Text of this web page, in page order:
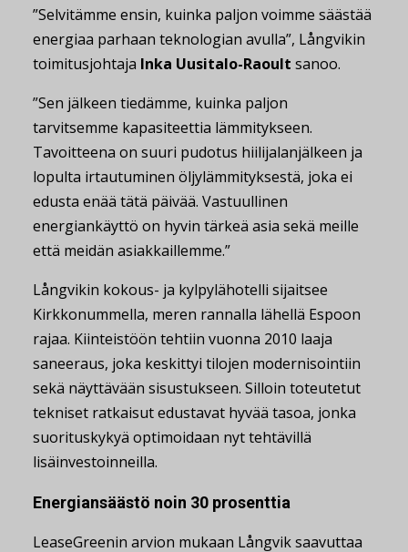
”Selvitämme ensin, kuinka paljon voimme säästää
energiaa parhaan teknologian avulla”, Långvikin
toimitusjohtaja Inka Uusitalo-Raoult sanoo.
”Sen jälkeen tiedämme, kuinka paljon
tarvitsemme kapasiteettia lämmitykseen.
Tavoitteena on suuri pudotus hiilijalanjälkeen ja
lopulta irtautuminen öljylämmityksestä, joka ei
edusta enää tätä päivää. Vastuullinen
energiankäyttö on hyvin tärkeä asia sekä meille
että meidän asiakkaillemme.”
Långvikin kokous- ja kylpylähotelli sijaitsee
Kirkkonummella, meren rannalla lähellä Espoon
rajaa. Kiinteistöön tehtiin vuonna 2010 laaja
saneeraus, joka keskittyi tilojen modernisointiin
sekä näyttävään sisustukseen. Silloin toteutetut
tekniset ratkaisut edustavat hyvää tasoa, jonka
suorituskykyä optimoidaan nyt tehtävillä
lisäinvestoinneilla.
Energiansäästö noin 30 prosenttia
LeaseGreenin arvion mukaan Långvik saavuttaa